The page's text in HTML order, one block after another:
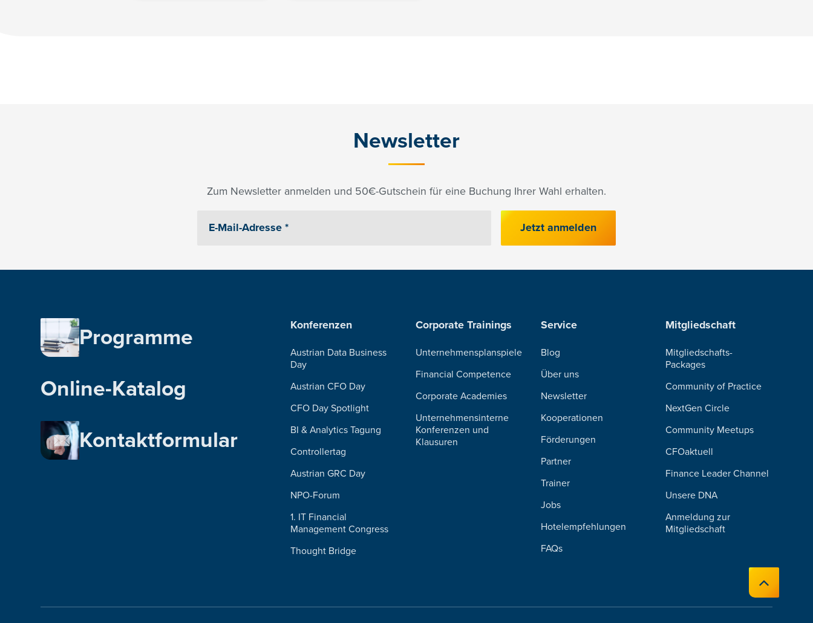
Newsletter
Zum Newsletter anmelden und 50€-Gutschein für eine Buchung Ihrer Wahl erhalten.
Jetzt anmelden
Programme
Online-Katalog
Kontaktformular
Konferenzen
Austrian Data Business
Day
Austrian CFO Day
CFO Day Spotlight
BI & Analytics Tagung
Controllertag
Austrian GRC Day
NPO-Forum
1. IT Financial
Management Congress
Thought Bridge
Corporate Trainings
Unternehmensplanspiele
Financial Competence
Corporate Academies
Unternehmensinterne
Konferenzen und
Klausuren
Service
Blog
Über uns
Newsletter
Kooperationen
Förderungen
Partner
Trainer
Jobs
Hotelempfehlungen
FAQs
Mitgliedschaft
Mitgliedschafts-
Packages
Community of Practice
NextGen Circle
Community Meetups
CFOaktuell
Finance Leader Channel
Unsere DNA
Anmeldung zur
Mitgliedschaft